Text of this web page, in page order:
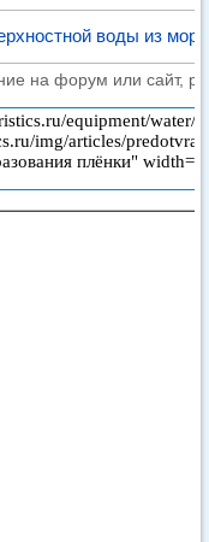
воды из
на форум или сайт,